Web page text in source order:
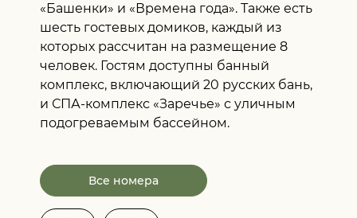
«Башенки» и «Времена года». Также есть
шесть гостевых домиков, каждый из
которых рассчитан на размещение 8
человек. Гостям доступны банный
комплекс, включающий 20 русских бань,
и СПА-комплекс «Заречье» с уличным
подогреваемым бассейном.
Все номера